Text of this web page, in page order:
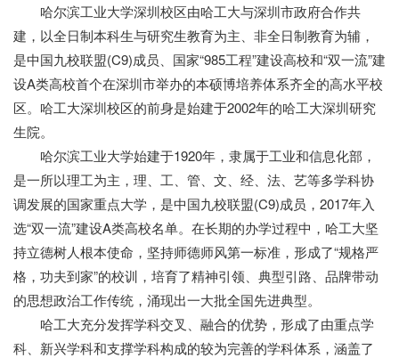
哈尔滨工业大学深圳校区由哈工大与深圳市政府合作共
建，以全日制本科生与研究生教育为主、非全日制教育为辅，
是中国九校联盟(C9)成员、国家“985工程”建设高校和“双一流”建
设A类高校首个在深圳市举办的本硕博培养体系齐全的高水平校
区。哈工大深圳校区的前身是始建于2002年的哈工大深圳研究
生院。
哈尔滨工业大学始建于1920年，隶属于工业和信息化部，
是一所以理工为主，理、工、管、文、经、法、艺等多学科协
调发展的国家重点大学，是中国九校联盟(C9)成员，2017年入
选“双一流”建设A类高校名单。在长期的办学过程中，哈工大坚
持立德树人根本使命，坚持师德师风第一标准，形成了“规格严
格，功夫到家”的校训，培育了精神引领、典型引路、品牌带动
的思想政治工作传统，涌现出一大批全国先进典型。
哈工大充分发挥学科交叉、融合的优势，形成了由重点学
科、新兴学科和支撑学科构成的较为完善的学科体系，涵盖了